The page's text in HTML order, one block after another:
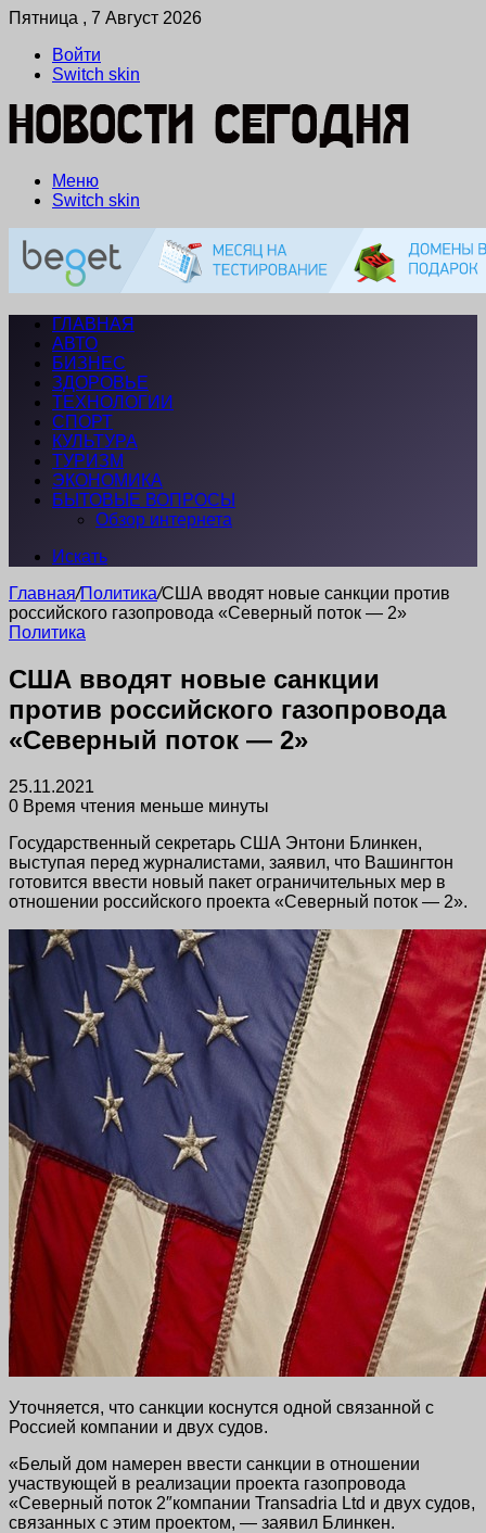
Пятница , 7 Август 2026
Войти
Switch skin
Меню
Switch skin
ГЛАВНАЯ
АВТО
БИЗНЕС
ЗДОРОВЬЕ
ТЕХНОЛОГИИ
СПОРТ
КУЛЬТУРА
ТУРИЗМ
ЭКОНОМИКА
БЫТОВЫЕ ВОПРОСЫ
Обзор интернета
Искать
Главная/Политика/США вводят новые санкции против
российского газопровода «Северный поток — 2»
Политика
США вводят новые санкции
против российского газопровода
«Северный поток — 2»
25.11.2021
0 Время чтения меньше минуты
Государственный секретарь США Энтони Блинкен,
выступая перед журналистами, заявил, что Вашингтон
готовится ввести новый пакет ограничительных мер в
отношении российского проекта «Северный поток — 2».
Уточняется, что санкции коснутся одной связанной с
Россией компании и двух судов.
«Белый дом намерен ввести санкции в отношении
участвующей в реализации проекта газопровода
«Северный поток 2″компании Transadria Ltd и двух судов,
связанных с этим проектом, — заявил Блинкен.